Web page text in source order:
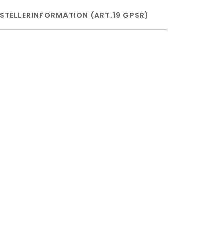
(ART.19 GPSR)